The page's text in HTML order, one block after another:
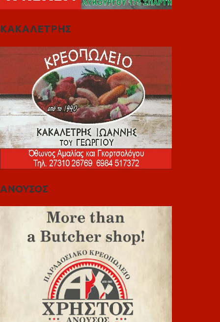
ΚΑΚΑΛΕΤΡΗΣ
ΑΝΟΥΣΟΣ